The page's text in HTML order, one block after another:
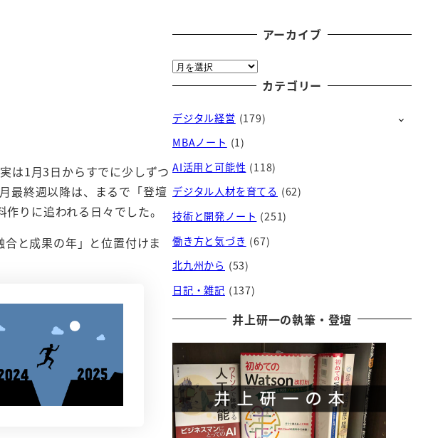
は1月3日からすでに少しずつ
最終週以降は、まるで「登壇
りに追われる日々でした。
と成果の年」と位置付けま
アーカイブ
ア
ー
イ
ブ
カテゴリー
デジタル経営 (179)
MBAノート (1)
AI活用と可能性 (118)
デジタル人材を育てる (62)
技術と開発ノート (251)
働き方と気づき (67)
北九州から (53)
日記・雑記 (137)
井上研一の執筆・登壇